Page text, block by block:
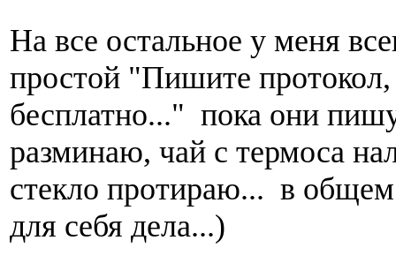
На все остальное у меня
простой "Пишите
бесплатно..." пока они
разминаю, чай с термоса
стекло протираю... в
для себя дела...)